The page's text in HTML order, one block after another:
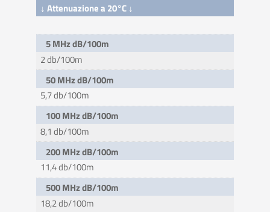
↓ Attenuazione a 20°C ↓
5 MHz dB/100m
2 db/100m
50 MHz dB/100m
5,7 db/100m
100 MHz dB/100m
8,1 db/100m
200 MHz dB/100m
11,4 db/100m
500 MHz dB/100m
18,2 db/100m